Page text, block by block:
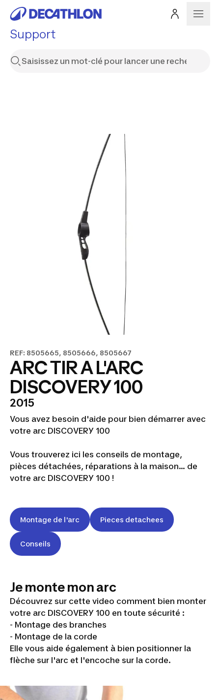
Support
REF: 8505665, 8505666, 8505667
ARC TIR A L'ARC
DISCOVERY 100
2015
Vous avez besoin d'aide pour bien démarrer avec
votre arc DISCOVERY 100
Vous trouverez ici les conseils de montage,
pièces détachées, réparations à la maison… de
votre arc DISCOVERY 100 !
Montage de l'arc Pieces detachees
Conseils
Je monte mon arc
Découvrez sur cette video comment bien monter
votre arc DISCOVERY 100 en toute sécurité :
- Montage des branches
- Montage de la corde
Elle vous aide également à bien positionner la
flèche sur l'arc et l'encoche sur la corde.